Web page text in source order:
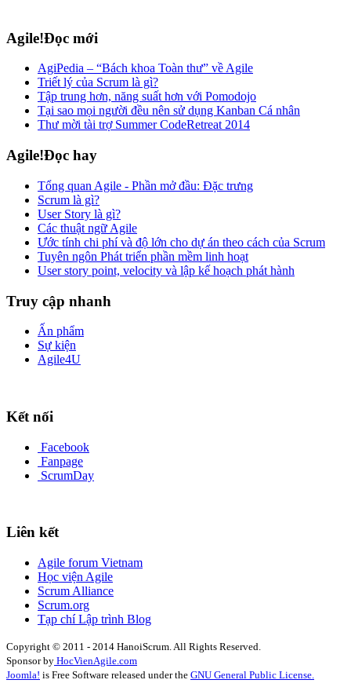
Agile!Đọc mới
AgiPedia – “Bách khoa Toàn thư” về Agile
Triết lý của Scrum là gì?
Tập trung hơn, năng suất hơn với Pomodojo
Tại sao mọi người đều nên sử dụng Kanban Cá nhân
Thư mời tài trợ Summer CodeRetreat 2014
Agile!Đọc hay
Tổng quan Agile - Phần mở đầu: Đặc trưng
Scrum là gì?
User Story là gì?
Các thuật ngữ Agile
Ước tính chi phí và độ lớn cho dự án theo cách của Scrum
Tuyên ngôn Phát triển phần mềm linh hoạt
User story point, velocity và lập kế hoạch phát hành
Truy cập nhanh
Ấn phẩm
Sự kiện
Agile4U
Kết nối
Facebook
Fanpage
ScrumDay
Liên kết
Agile forum Vietnam
Học viện Agile
Scrum Alliance
Scrum.org
Tạp chí Lập trình Blog
Copyright © 2011 - 2014 HanoiScrum. All Rights Reserved.
Sponsor by HocVienAgile.com
Joomla! is Free Software released under the GNU General Public License.